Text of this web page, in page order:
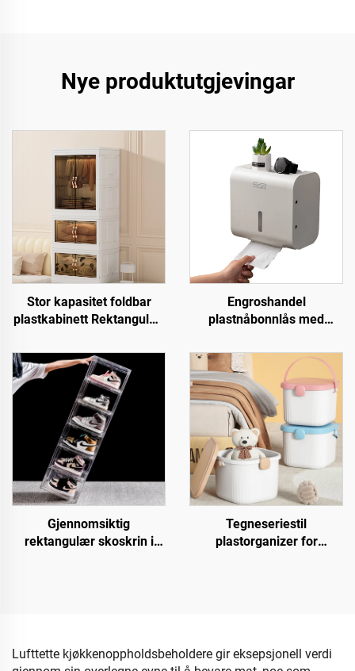
Nye produktutgjevingar
Stor kapasitet foldbar
plastkabinett Rektangulær
klær og snacks Høy
kapasitet
oppbevaringsløsning
Engroshandel
plastnåbonnlås med
installasjon,
badetoalettholder
Gjennomsiktig
rektangulær skoskrin i
Tegneseriestil
plastorganizer for
Lufttette kjøkkenoppholdsbeholdere gir eksepsjonell verdi